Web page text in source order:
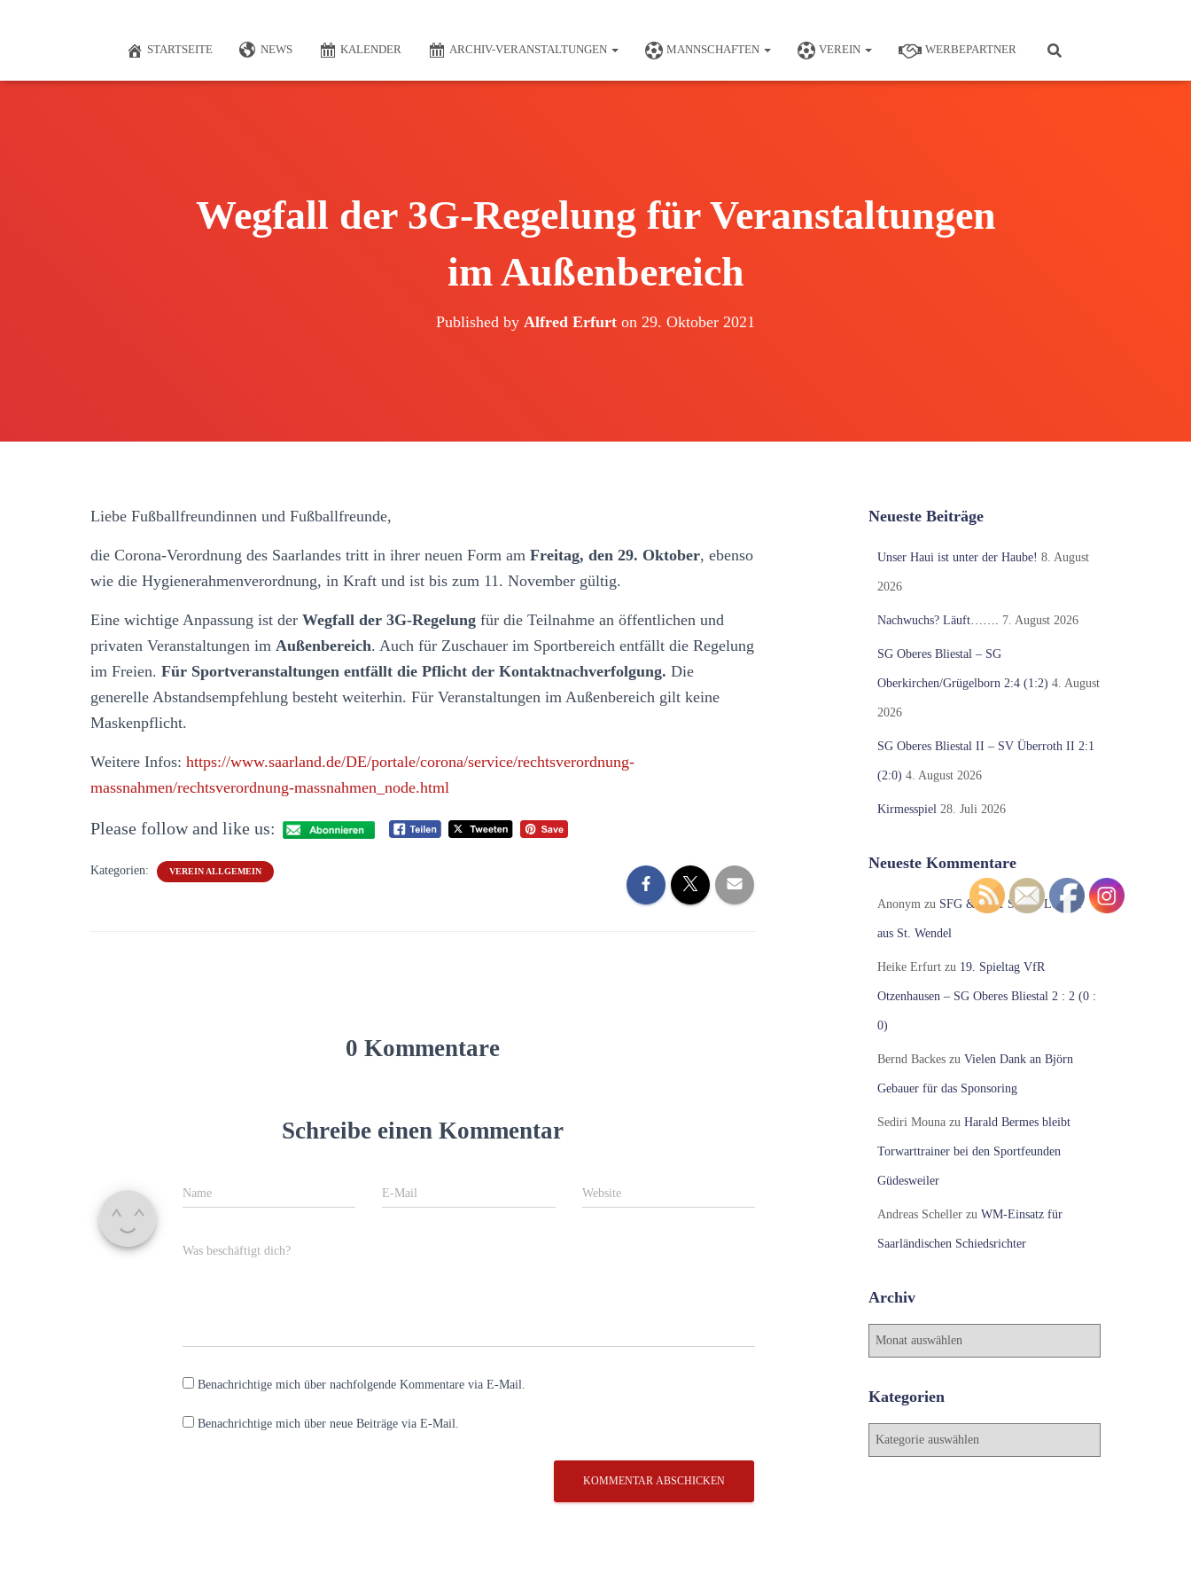
STARTSEITE NEWS KALENDER ARCHIV-VERANSTALTUNGEN MANNSCHAFTEN VEREIN WERBEPARTNER
Wegfall der 3G-Regelung für Veranstaltungen
im Außenbereich
Published by Alfred Erfurt on 29. Oktober 2021
Liebe Fußballfreundinnen und Fußballfreunde,
die Corona-Verordnung des Saarlandes tritt in ihrer neuen Form am Freitag, den 29. Oktober, ebenso
wie die Hygienerahmenverordnung, in Kraft und ist bis zum 11. November gültig.
Eine wichtige Anpassung ist der Wegfall der 3G-Regelung für die Teilnahme an öffentlichen und
privaten Veranstaltungen im Außenbereich. Auch für Zuschauer im Sportbereich entfällt die Regelung
im Freien. Für Sportveranstaltungen entfällt die Pflicht der Kontaktnachverfolgung. Die
generelle Abstandsempfehlung besteht weiterhin. Für Veranstaltungen im Außenbereich gilt keine
Maskenpflicht.
Weitere Infos: https://www.saarland.de/DE/portale/corona/service/rechtsverordnung-
massnahmen/rechtsverordnung-massnahmen_node.html
Please follow and like us:
Kategorien: VEREIN ALLGEMEIN
0 Kommentare
Schreibe einen Kommentar
Name E-Mail Website
Was beschäftigt dich?
Benachrichtige mich über nachfolgende Kommentare via E-Mail.
Benachrichtige mich über neue Beiträge via E-Mail.
Neueste Beiträge
Unser Haui ist unter der Haube! 8. August
2026
Nachwuchs? Läuft……. 7. August 2026
SG Oberes Bliestal – SG
Oberkirchen/Grügelborn 2:4 (1:2) 4. August
2026
SG Oberes Bliestal II – SV Überroth II 2:1
(2:0) 4. August 2026
Kirmesspiel 28. Juli 2026
Neueste Kommentare
Anonymzu SFG & No.1 Shisha Lounge
aus St. Wendel
Heike Erfurtzu 19. Spieltag VfR
Otzenhausen – SG Oberes Bliestal 2 : 2 (0 :
0)
Bernd Backeszu Vielen Dank an Björn
Gebauer für das Sponsoring
Sediri Mounazu Harald Bermes bleibt
Torwarttrainer bei den Sportfeunden
Güdesweiler
Andreas Schellerzu WM-Einsatz für
Saarländischen Schiedsrichter
Archiv
A
h
Kategorien
K